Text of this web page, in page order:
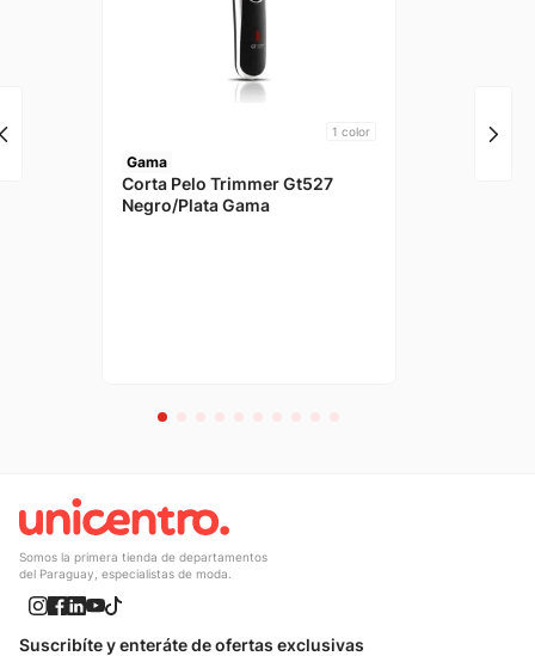
1 color
Gama
Corta Pelo Trimmer Gt527
Negro/Plata Gama
Somos la primera tienda de departamentos
del Paraguay, especialistas de moda.
Suscribíte y enteráte de ofertas exclusivas